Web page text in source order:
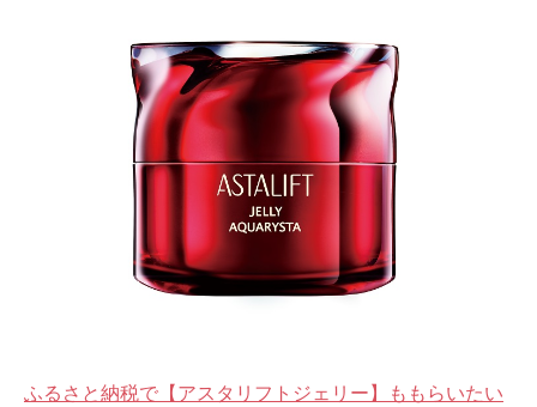
ふるさと納税で【アスタリフトジェリー】ももらいたい